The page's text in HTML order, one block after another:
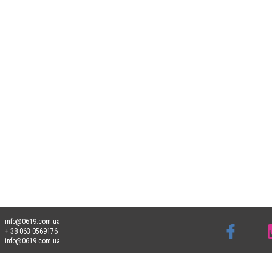
info@0619.com.ua
+ 38 063 0569176
info@0619.com.ua